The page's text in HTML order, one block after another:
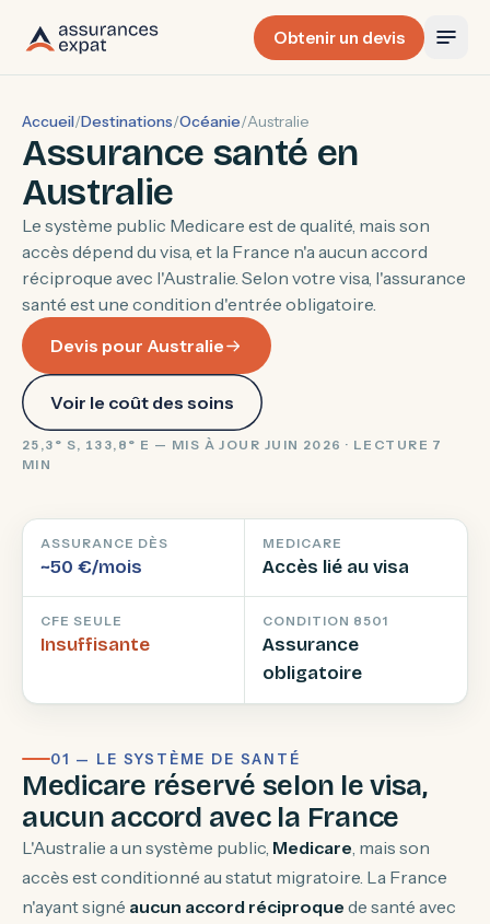
Obtenir un devis
Accueil/Destinations/Océanie/Australie
Assurance santé en
Australie
Le système public Medicare est de qualité, mais son
accès dépend du visa, et la France n'a aucun accord
réciproque avec l'Australie. Selon votre visa, l'assurance
santé est une condition d'entrée obligatoire.
Devis pour Australie
Voir le coût des soins
25,3° S, 133,8° E — MIS À JOUR JUIN 2026 · LECTURE 7
MIN
ASSURANCE DÈS
~50 €/mois
MEDICARE
Accès lié au visa
CFE SEULE
Insuffisante
CONDITION 8501
Assurance
obligatoire
01 — LE SYSTÈME DE SANTÉ
Medicare réservé selon le visa,
aucun accord avec la France
L'Australie a un système public, Medicare, mais son
accès est conditionné au statut migratoire. La France
n'ayant signé aucun accord réciproque de santé avec